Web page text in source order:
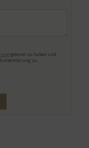
gelesen zu haben und
zu.